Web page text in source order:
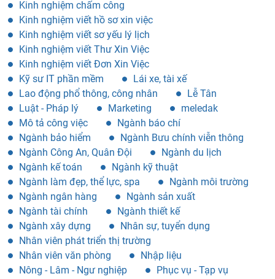
Kinh nghiệm viết hồ sơ xin việc
Kinh nghiệm viết sơ yếu lý lịch
Kinh nghiệm viết Thư Xin Việc
Kinh nghiệm viết Đơn Xin Việc
Kỹ sư IT phần mềm
Lái xe, tài xế
Lao động phổ thông, công nhân
Luật - Pháp lý
Marketing
meledak
Mô tả công việc
Ngành báo chí
Ngành bảo hiểm
Ngành Bưu chính viễn thông
Ngành Công An, Quân Đội
Ngành du lịch
Ngành kế toán
Ngành kỹ thuật
Ngành làm đẹp, thể lực, spa
Ngành môi trường
Ngành ngân hàng
Ngành sản xuất
Ngành tài chính
Ngành thiết kế
Ngành xây dựng
Nhân sự, tuyển dụng
Nhân viên phát triển thị trường
Nhân viên văn phòng
Nhập liệu
Nông - Lâm - Ngư nghiệp
Phục vụ - Tạp vụ
Quản lý, giám đốc
Quảng cáo - Tiếp Thị